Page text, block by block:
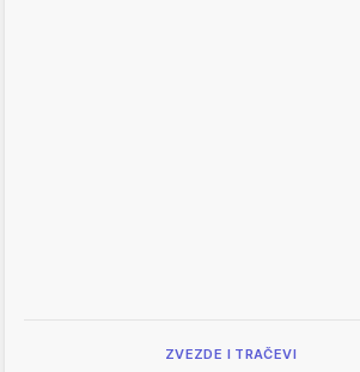
ZVEZDE I TRAČEVI